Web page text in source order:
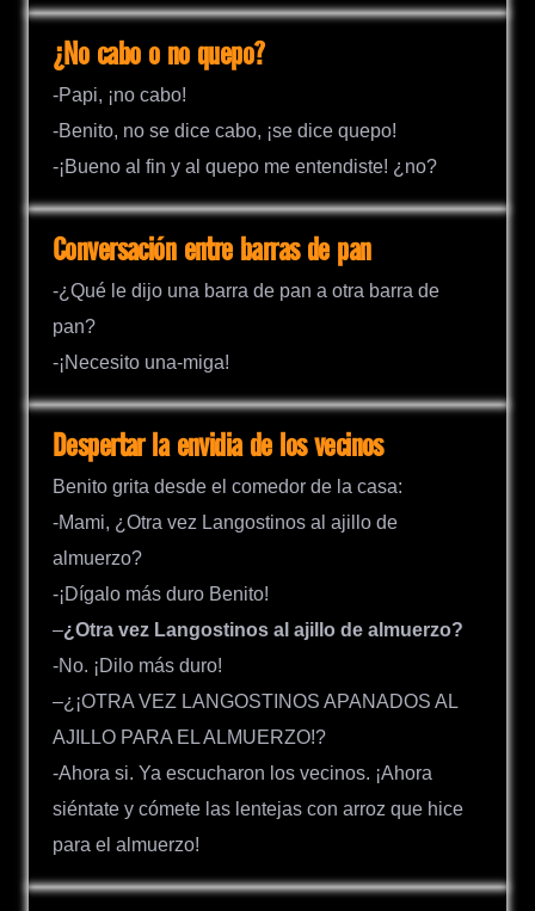
¿No cabo o no quepo?
-Papi, ¡no cabo!
-Benito, no se dice cabo, ¡se dice quepo!
-¡Bueno al fin y al quepo me entendiste! ¿no?
Conversación entre barras de pan
-¿Qué le dijo una barra de pan a otra barra de
pan?
-¡Necesito una-miga!
Despertar la envidia de los vecinos
Benito grita desde el comedor de la casa:
-Mami, ¿Otra vez Langostinos al ajillo de
almuerzo?
-¡Dígalo más duro Benito!
–¿Otra vez Langostinos al ajillo de almuerzo?
-No. ¡Dilo más duro!
–¿¡OTRA VEZ LANGOSTINOS APANADOS AL
AJILLO PARA EL ALMUERZO!?
-Ahora si. Ya escucharon los vecinos. ¡Ahora
siéntate y cómete las lentejas con arroz que hice
para el almuerzo!